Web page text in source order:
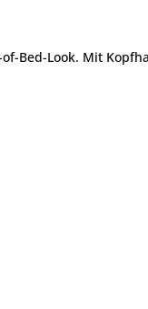
Bed-Look. Mit